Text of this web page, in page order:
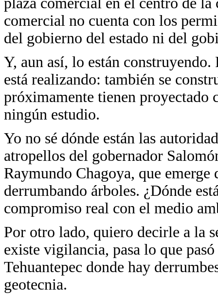
comercial no cuenta con los
del gobierno del estado ni del
Y, aun así, lo están
está realizando: también se
próximamente tienen proyectado
ningún estudio.
Yo no sé dónde están las
atropellos del gobernador
Raymundo Chagoya, que
derrumbando árboles. ¿Dónde
compromiso real con el medio
Por otro lado, quiero decirle a la
existe vigilancia, pasa lo que
Tehuantepec donde hay
geotecnia.